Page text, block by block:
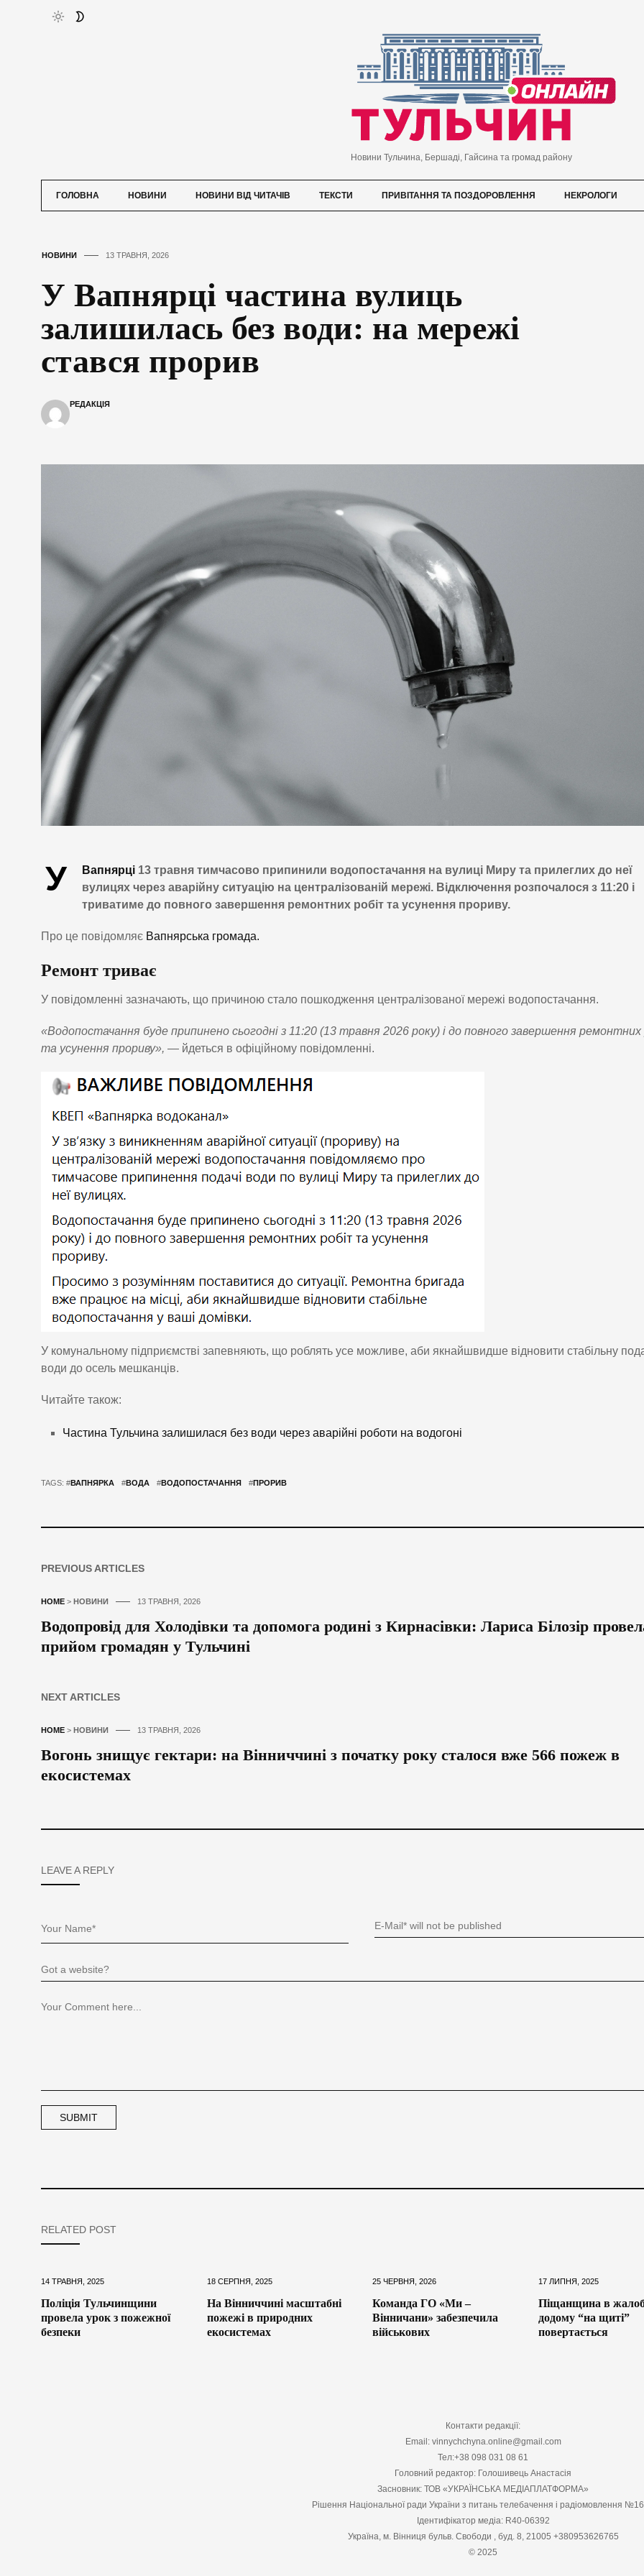
Новини Тульчина, Бершаді, Гайсина та громад району
ГОЛОВНА НОВИНИ НОВИНИ ВІД ЧИТАЧІВ ТЕКСТИ ПРИВІТАННЯ ТА ПОЗДОРОВЛЕННЯ НЕКРОЛОГИ
НОВИНИ 13 ТРАВНЯ, 2026
У Вапнярці частина вулиць
залишилась без води: на мережі
стався прорив
РЕДАКЦІЯ
У Вапнярці 13 травня тимчасово припинили водопостачання на вулиці Миру та прилеглих до неї
вулицях через аварійну ситуацію на централізованій мережі. Відключення розпочалося з 11:20 і
триватиме до повного завершення ремонтних робіт та усунення прориву.
Про це повідомляє Вапнярська громада.
Ремонт триває
У повідомленні зазначають, що причиною стало пошкодження централізованої мережі водопостачання.
«Водопостачання буде припинено сьогодні з 11:20 (13 травня 2026 року) і до повного завершення ремонтних
та усунення прориву», — йдеться в офіційному повідомленні.
У комунальному підприємстві запевняють, що роблять усе можливе, аби якнайшвидше відновити стабільну
води до осель мешканців.
Читайте також:
Частина Тульчина залишилася без води через аварійні роботи на водогоні
TAGS: #ВАПНЯРКА #ВОДА #ВОДОПОСТАЧАННЯ #ПРОРИВ
PREVIOUS ARTICLES
HOME > НОВИНИ 13 ТРАВНЯ, 2026
Водопровід для Холодівки та допомога родині з Кирнасівки: Лариса Білозір
прийом громадян у Тульчині
NEXT ARTICLES
HOME > НОВИНИ 13 ТРАВНЯ, 2026
Вогонь знищує гектари: на Вінниччині з початку року сталося вже 566 пожеж в
екосистемах
LEAVE A REPLY
RELATED POST
14 ТРАВНЯ, 2025
Поліція Тульчинщини
провела урок з пожежної
безпеки
18 СЕРПНЯ, 2025
На Вінниччині масштабні
пожежі в природних
екосистемах
25 ЧЕРВНЯ, 2026
Команда ГО «Ми –
Вінничани» забезпечила
військових
17 ЛИПНЯ, 2025
Піщанщина в
додому “на щиті”
повертається
Контакти редакції:
Email: vinnychchyna.online@gmail.com
Тел:+38 098 031 08 61
Головний редактор: Голошивець Анастасія
Засновник: ТОВ «УКРАЇНСЬКА МЕДІАПЛАТФОРМА»
Рішення Національної ради України з питань телебачення і радіомовлення
Ідентифікатор медіа: R40-06392
Україна, м. Вінниця бульв. Свободи , буд. 8, 21005 +380953626765
© 2025